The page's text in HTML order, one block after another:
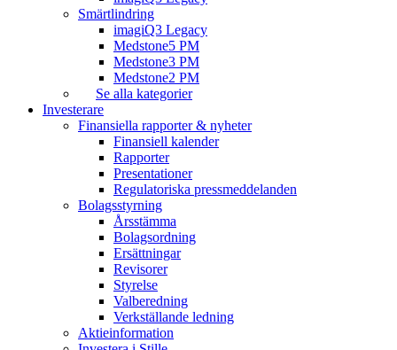
Smärtlindring
imagiQ3 Legacy
Medstone5 PM
Medstone3 PM
Medstone2 PM
Se alla kategorier
Investerare
Finansiella rapporter & nyheter
Finansiell kalender
Rapporter
Presentationer
Regulatoriska pressmeddelanden
Bolagsstyrning
Årsstämma
Bolagsordning
Ersättningar
Revisorer
Styrelse
Valberedning
Verkställande ledning
Aktieinformation